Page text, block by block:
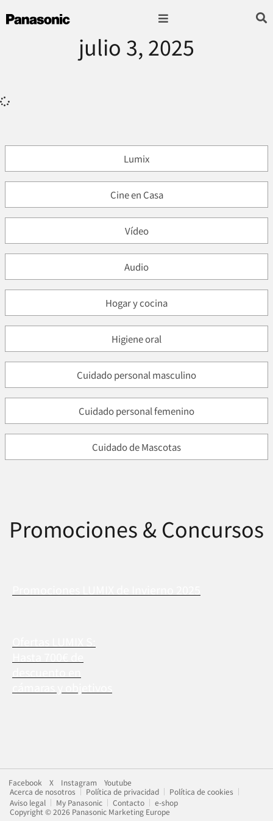
julio 3, 2025
Lumix
Cine en Casa
Vídeo
Audio
Hogar y cocina
Higiene oral
Cuidado personal masculino
Cuidado personal femenino
Cuidado de Mascotas
Promociones & Concursos
Facebook X Instagram
Youtube
Acerca de nosotros
Política de privacidad
Política de cookies
Aviso legal
My Panasonic Contacto
e-shop
Copyright © 2026 Panasonic Marketing Europe